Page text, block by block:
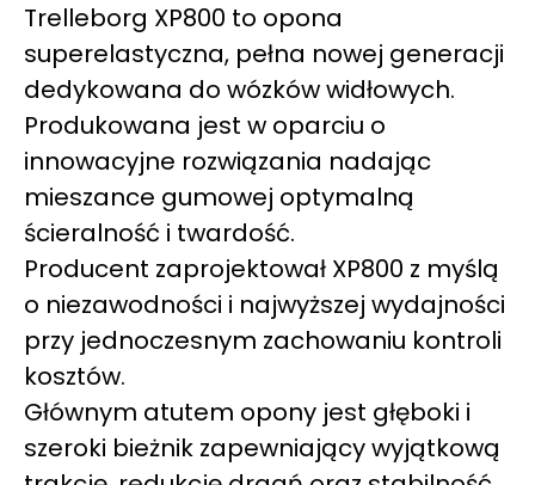
Trelleborg XP800 to opona
superelastyczna, pełna nowej generacji
dedykowana do wózków widłowych.
Produkowana jest w oparciu o
innowacyjne rozwiązania nadając
mieszance gumowej optymalną
ścieralność i twardość.
Producent zaprojektował XP800 z myślą
o niezawodności i najwyższej wydajności
przy jednoczesnym zachowaniu kontroli
kosztów.
Głównym atutem opony jest głęboki i
szeroki bieżnik zapewniający wyjątkową